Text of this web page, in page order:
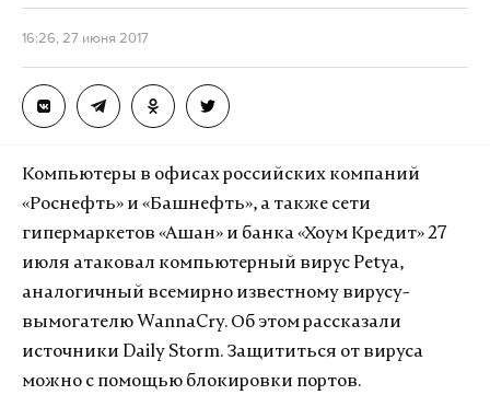
16:26, 27 июня 2017
Компьютеры в офисах российских компаний
«Роснефть» и «Башнефть», а также сети
гипермаркетов «Ашан» и банка «Хоум Кредит» 27
июля атаковал компьютерный вирус Petya,
аналогичный всемирно известному вирусу-
вымогателю WannaCry. Об этом рассказали
источники Daily Storm. Защититься от вируса
можно с помощью блокировки портов.